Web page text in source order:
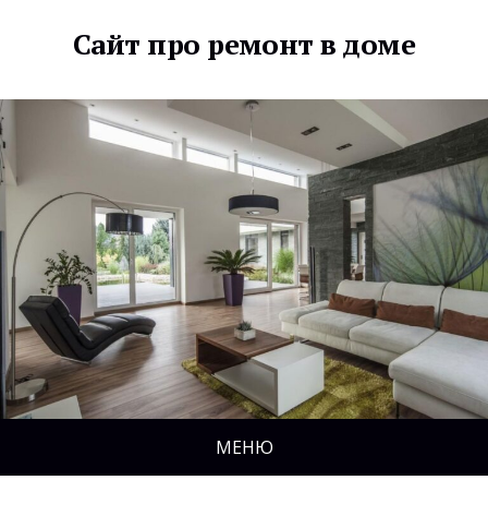
Сайт про ремонт в доме
МЕНЮ